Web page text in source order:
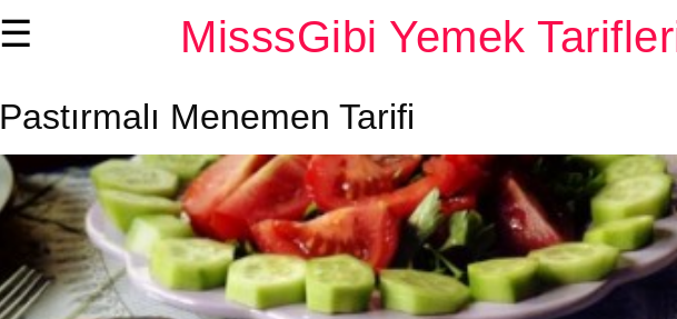
MisssGibi Yemek
☰
Pastırmalı Menemen Tarifi